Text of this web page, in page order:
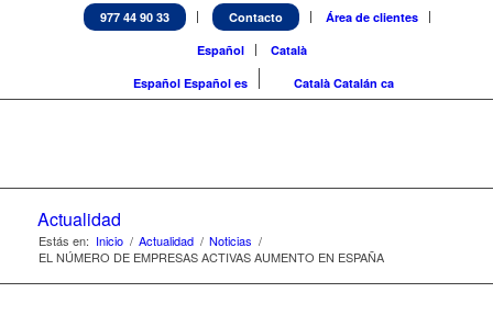
977 44 90 33 Contacto
Área de clientes
Español
Català
Español Español es Català Catalán ca
Actualidad
Estás en: Inicio / Actualidad / Noticias /
EL NÚMERO DE EMPRESAS ACTIVAS AUMENTO EN ESPAÑA